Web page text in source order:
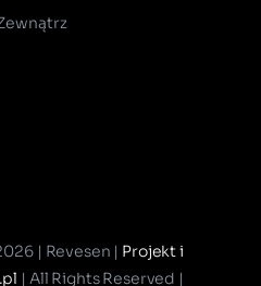
| Revesen | Projekt i
| All Rights Reserved |